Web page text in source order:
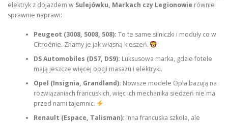
elektryk z dojazdem w Sulejówku, Markach czy Legionowie równie
sprawnie naprawi:
Peugeot (3008, 5008, 508): To te same silniczki i moduły co w
Citroënie. Znamy je jak własną kieszeń.
DS Automobiles (DS7, DS9): Luksusowa marka, gdzie fotele
mają jeszcze więcej opcji masażu i elektryki.
Opel (Insignia, Grandland): Nowsze modele Opla bazują na
rozwiązaniach francuskich, więc ich mechanika siedzeń nie ma
przed nami tajemnic.
Renault (Espace, Talisman): Inna francuska szkoła, ale